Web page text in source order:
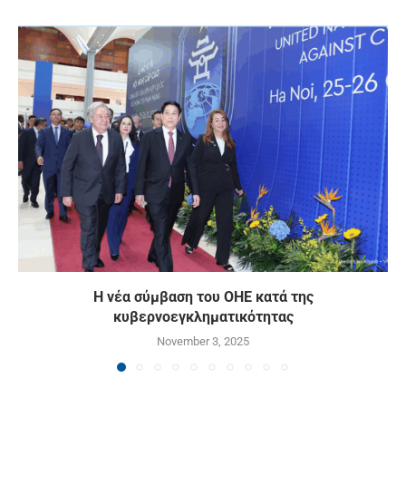
Η νέα σύμβαση του ΟΗΕ κατά της
κυβερνοεγκληματικότητας
November 3, 2025